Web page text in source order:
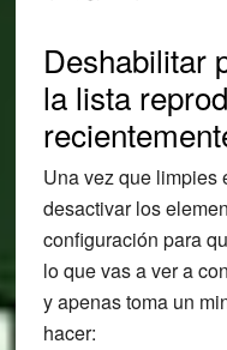
Deshabilitar
la lista
Una vez que limpies
desactivar los
configuración para
lo que vas a ver a
y apenas toma un
hacer: